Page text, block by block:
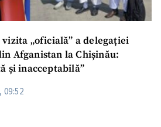
vizita „oficială” a delegației
Afganistan la Chișinău:
și inacceptabilă”
09:52